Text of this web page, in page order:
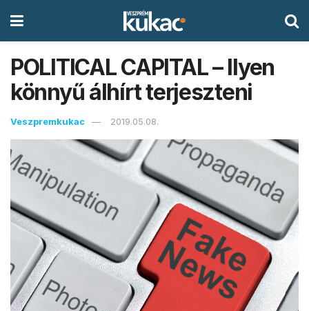
POLITICAL CAPITAL – Ilyen
könnyű álhírt terjeszteni
Veszpremkukac 2019.05.08.